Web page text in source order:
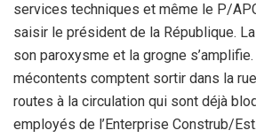
services techniques et même le P/
saisir le président de la République.
son paroxysme et la grogne
mécontents comptent sortir dans la
routes à la circulation qui sont déjà
employés de l’Enterprise Construb/